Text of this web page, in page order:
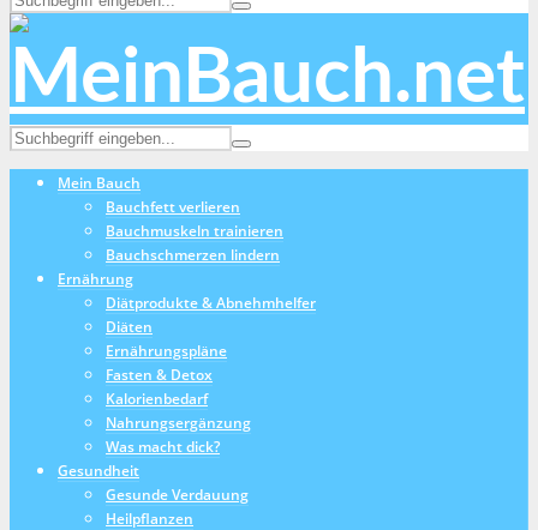
Mein Bauch
Bauchfett verlieren
Bauchmuskeln trainieren
Bauchschmerzen lindern
Ernährung
Diätprodukte & Abnehmhelfer
Diäten
Ernährungspläne
Fasten & Detox
Kalorienbedarf
Nahrungsergänzung
Was macht dick?
Gesundheit
Gesunde Verdauung
Heilpflanzen